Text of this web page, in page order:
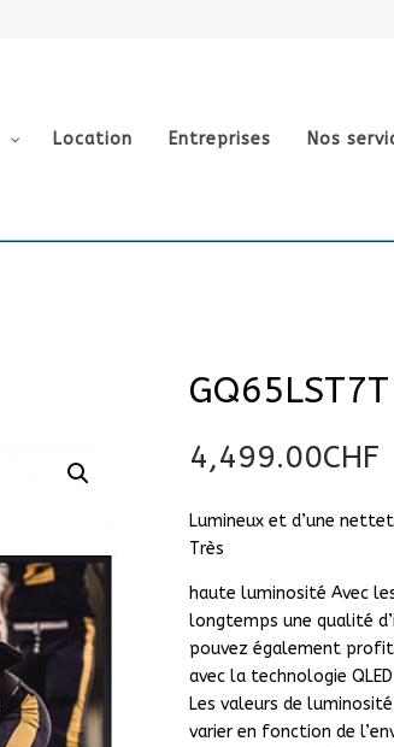
Location Entreprises Nos
GQ65LST7T
4,499.00CHF
Lumineux et d’une
Très
haute luminosité Avec
longtemps une qualité
pouvez également
avec la technologie
Les valeurs de
varier en fonction de